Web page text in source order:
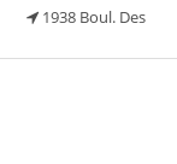
1938 Boul. Des